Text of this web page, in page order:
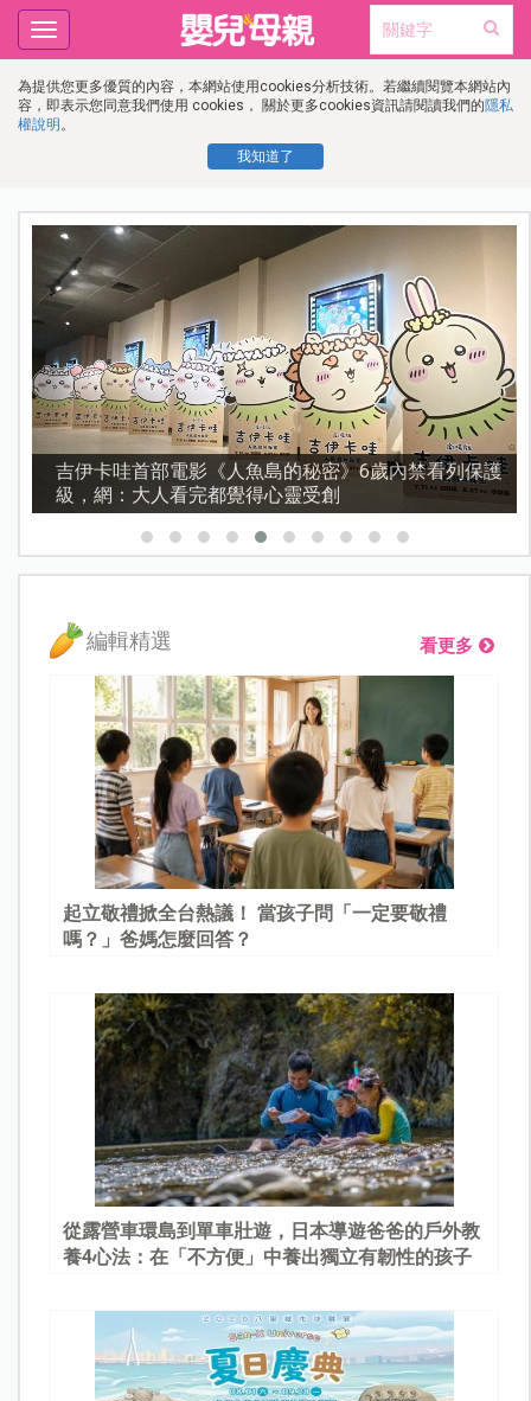
為提供您更多優質的內容，本網站使用cookies分析技術。若繼續閱覽本網站內
容，即表示您同意我們使用 cookies， 關於更多cookies資訊請閱讀我們的隱私
權說明 。
我知道了
Toggle
navigation
資優教育15問！師鐸獎名師陳宥妤：資優教育的核心，
不是成績而是讀懂孩子的心理準備度
編輯精選 看更多
起立敬禮掀全台熱議！ 當孩子問「一定要敬禮
嗎？」爸媽怎麼回答？
從露營車環島到單車壯遊，日本導遊爸爸的戶外教
養4心法：在「不方便」中養出獨立有韌性的孩子